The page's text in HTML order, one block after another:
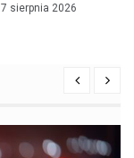
7 sierpnia 2026